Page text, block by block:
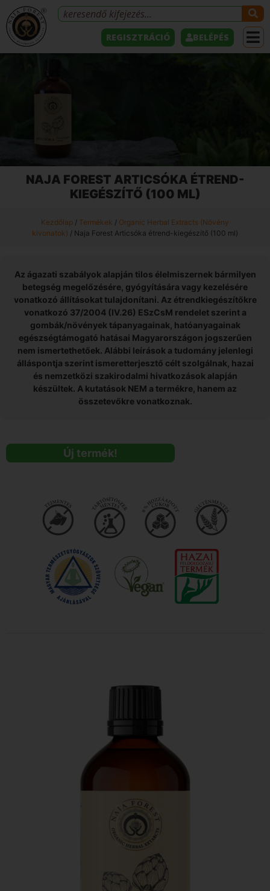
REGISZTRÁCIÓ BELÉPÉS
NAJA FOREST ARTICSÓKA ÉTREND-
KIEGÉSZÍTŐ (100 ML)
Kezdőlap / Termékek / Organic Herbal Extracts (Növény
kivonatok) / Naja Forest Articsóka étrend-kiegészítő (100 ml)
Az ágazati szabályok alapján tilos élelmiszernek bármilyen
betegség megelőzésére, gyógyítására vagy kezelésére
vonatkozó állításokat tulajdonítani. Az étrendkiegészítőkre
vonatkozó 37/2004 (IV.26) ESzCsM rendelet szerint a
gombák/növények tápanyagainak, hatóanyagainak
egészségtámogató hatásai Magyarországon jogszerűen
nem ismertethetőek. Alábbi leírások a tudomány jelenlegi
álláspontja szerint ismeretterjesztő célt szolgálnak, hazai
és nemzetközi szakirodalmi hivatkozások alapján
készültek. A kutatások NEM a termékre, hanem az
összetevőkre vonatkoznak.
Új termék!
0 % hozzáadott